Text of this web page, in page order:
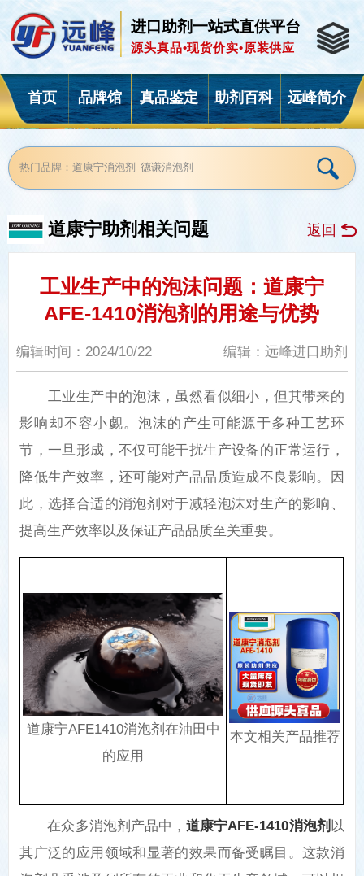
进口助剂一站式直供平台
源头真品•现货价实•原装供应
首页 品牌馆 真品鉴定 助剂百科 远峰简介
道康宁助剂相关问题 返回
工业生产中的泡沫问题：道康宁
AFE-1410消泡剂的用途与优势
编辑时间：2024/10/22 编辑：远峰进口助剂
工业生产中的泡沫，虽然看似细小，但其带来的
影响却不容小觑。泡沫的产生可能源于多种工艺环
节，一旦形成，不仅可能干扰生产设备的正常运行，
降低生产效率，还可能对产品品质造成不良影响。因
此，选择合适的消泡剂对于减轻泡沫对生产的影响、
提高生产效率以及保证产品品质至关重要。
道康宁AFE1410消泡剂在油田中
的应用
本文相关产品推荐
在众多消泡剂产品中，道康宁AFE-1410消泡剂 以
其广泛的应用领域和显著的效果而备受瞩目。这款消